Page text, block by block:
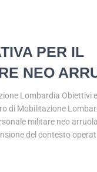
PER IL
NEO
Lombardia Obiettivi
di Mobilitazione
militare neo
del contesto